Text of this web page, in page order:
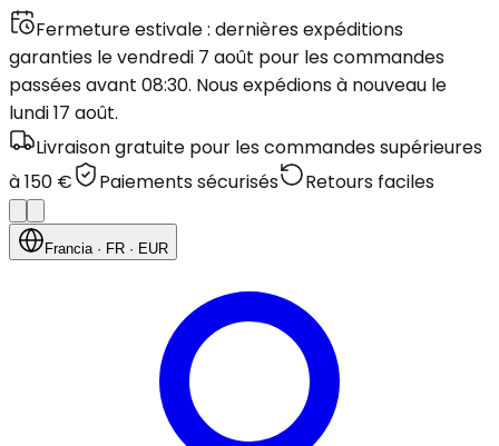
Fermeture estivale : dernières expéditions
garanties le vendredi 7 août pour les commandes
passées avant 08:30. Nous expédions à nouveau le
lundi 17 août.
Livraison gratuite pour les commandes supérieures
à 150 €
Paiements sécurisés Retours faciles
Francia· FR · EUR